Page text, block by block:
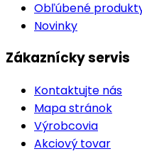
Obľúbené
Novinky
Zákaznícky servis
Kontaktujte nás
Mapa stránok
Výrobcovia
Akciový tovar